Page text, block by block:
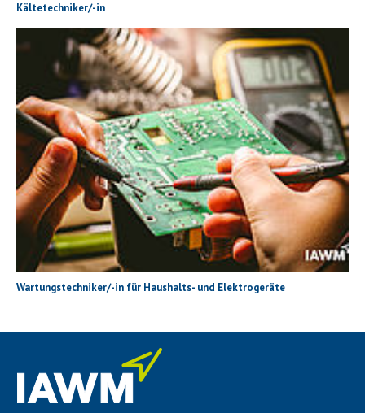
Kältetechniker/-in
Wartungstechniker/-in für Haushalts- und Elektrogeräte